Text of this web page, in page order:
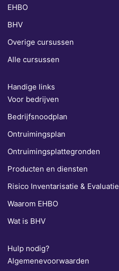
EHBO
BHV
Overige cursussen
Alle cursussen
Handige links
Voor bedrijven
Bedrijfsnoodplan
Ontruimingsplan
Ontruimingsplattegronden
Producten en diensten
Risico Inventarisatie & Evaluatie
Waarom EHBO
Wat is BHV
Hulp nodig?
Algemenevoorwaarden